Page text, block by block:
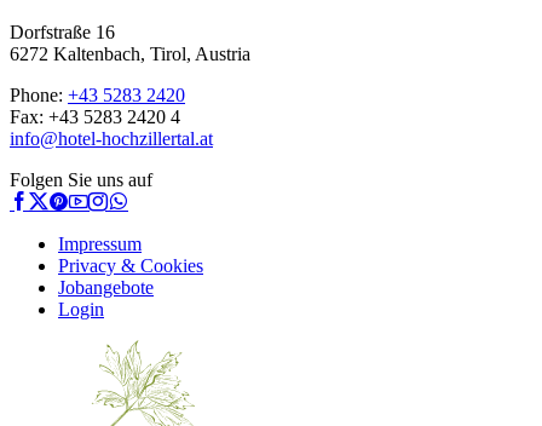
Dorfstraße 16
6272 Kaltenbach, Tirol, Austria
Phone: +43 5283 2420
Fax: +43 5283 2420 4
info@hotel-hochzillertal.at
Folgen Sie uns auf
Impressum
Privacy & Cookies
Jobangebote
Login